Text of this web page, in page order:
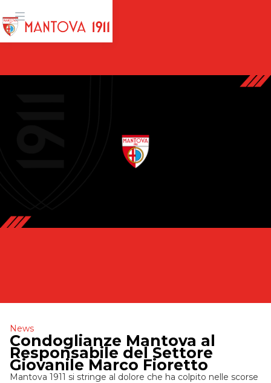
News
Condoglianze Mantova al
Responsabile del Settore
Giovanile Marco Fioretto
Mantova 1911 si stringe al dolore che ha colpito nelle scorse